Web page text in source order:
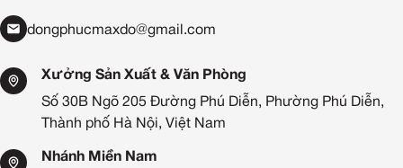
dongphucmaxdo@gmail.com
Xưởng Sản Xuất & Văn Phòng
Số 30B Ngõ 205 Đường Phú Diễn, Phường Phú Diễn,
Thành phố Hà Nội, Việt Nam
Nhánh Miền Nam